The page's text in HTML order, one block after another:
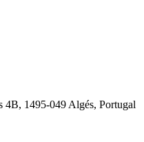
4B, 1495-049 Algés, Portugal